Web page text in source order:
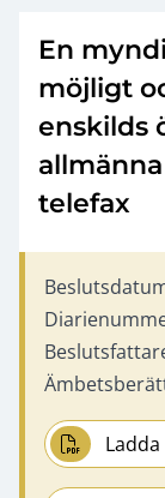
En
möjligt
enskilds
telefax